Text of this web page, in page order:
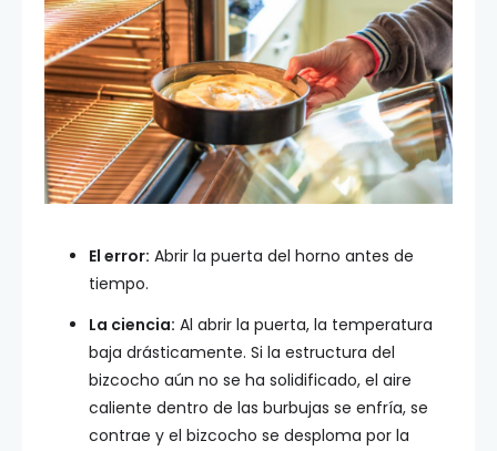
El error: Abrir la puerta del horno antes de
tiempo.
La ciencia: Al abrir la puerta, la temperatura
baja drásticamente. Si la estructura del
bizcocho aún no se ha solidificado, el aire
caliente dentro de las burbujas se enfría, se
contrae y el bizcocho se desploma por la